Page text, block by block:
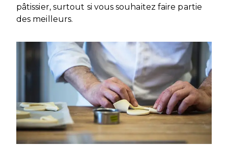
pâtissier, surtout si vous souhaitez faire partie
des meilleurs.